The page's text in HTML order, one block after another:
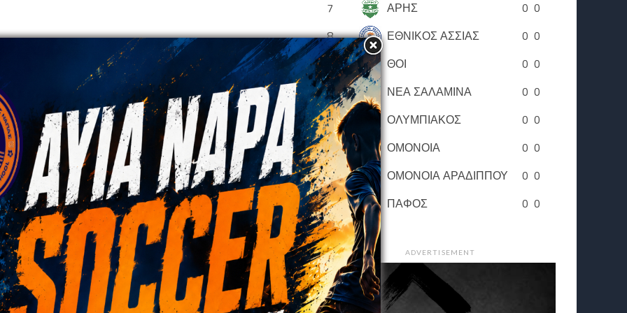
στην εκπαίδευση παιδιών.
της θέσης.
και ομαδικής τακτικής.
7 ΑΡΗΣ 0 0
8
ΕΘΝΙΚΟΣ ΑΣΣΙΑΣ 0 0
9
ΘΟΙ 0 0
10
ΝΕΑ ΣΑΛΑΜΙΝΑ 0 0
11
ΟΛΥΜΠΙΑΚΟΣ 0 0
12
ΟΜΟΝΟΙΑ 0 0
13
ΟΜΟΝΟΙΑ ΑΡΑΔΙΠΠΟΥ 0 0
14
ΠΑΦΟΣ 0 0
ADVERTISEMENT